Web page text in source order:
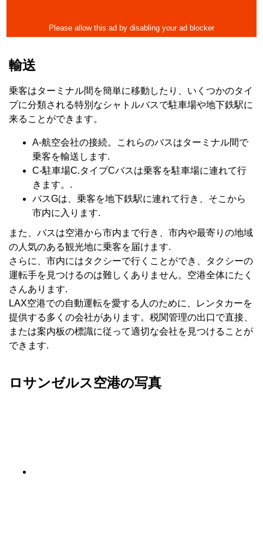
輸送
乗客はターミナル間を簡単に移動したり、いくつかのタイ
プに分類される特別なシャトルバスで駐車場や地下鉄駅に
来ることができます。
A-航空会社の接続。これらのバスはターミナル間で
乗客を輸送します.
C-駐車場C.タイプCバスは乗客を駐車場に連れて行
きます。.
バスGは、乗客を地下鉄駅に連れて行き、そこから
市内に入ります.
また、バスは空港から市内まで行き、市内や最寄りの地域
の人気のある観光地に乗客を届けます.
さらに、市内にはタクシーで行くことができ、タクシーの
運転手を見つけるのは難しくありません。空港全体にたく
さんあります.
LAX空港での自動運転を愛する人のために、レンタカーを
提供する多くの会社があります。税関管理の出口で直接、
または案内板の標識に従って適切な会社を見つけることが
できます.
ロサンゼルス空港の写真